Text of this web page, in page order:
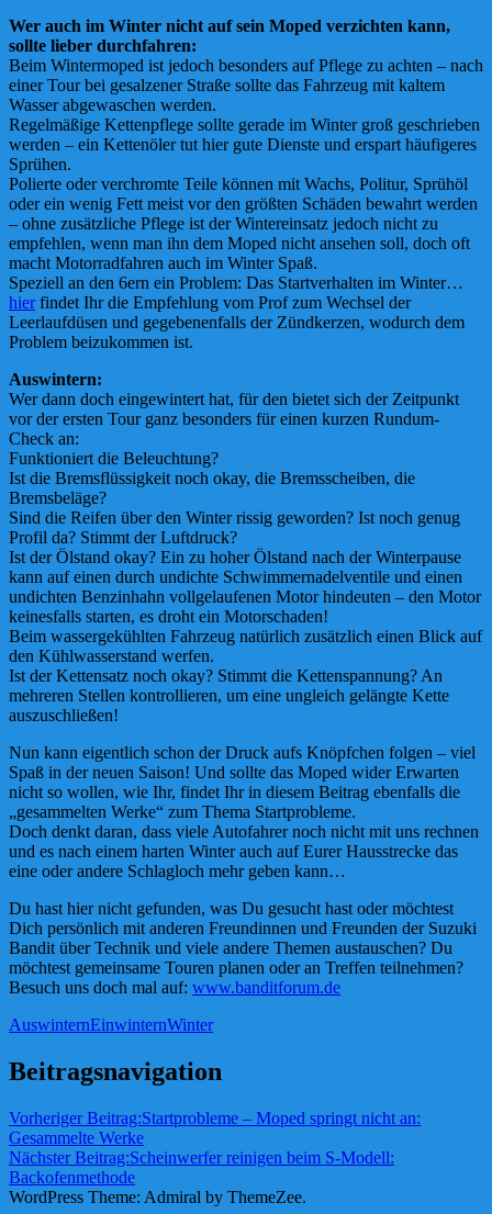
Wer auch im Winter nicht auf sein Moped verzichten kann,
sollte lieber durchfahren:
Beim Wintermoped ist jedoch besonders auf Pflege zu achten – nach
einer Tour bei gesalzener Straße sollte das Fahrzeug mit kaltem
Wasser abgewaschen werden.
Regelmäßige Kettenpflege sollte gerade im Winter groß geschrieben
werden – ein Kettenöler tut hier gute Dienste und erspart häufigeres
Sprühen.
Polierte oder verchromte Teile können mit Wachs, Politur, Sprühöl
oder ein wenig Fett meist vor den größten Schäden bewahrt werden
– ohne zusätzliche Pflege ist der Wintereinsatz jedoch nicht zu
empfehlen, wenn man ihn dem Moped nicht ansehen soll, doch oft
macht Motorradfahren auch im Winter Spaß.
Speziell an den 6ern ein Problem: Das Startverhalten im Winter…
hierfindet Ihr die Empfehlung vom Prof zum Wechsel der
Leerlaufdüsen und gegebenenfalls der Zündkerzen, wodurch dem
Problem beizukommen ist.
Auswintern:
Wer dann doch eingewintert hat, für den bietet sich der Zeitpunkt
vor der ersten Tour ganz besonders für einen kurzen Rundum-
Check an:
Funktioniert die Beleuchtung?
Ist die Bremsflüssigkeit noch okay, die Bremsscheiben, die
Bremsbeläge?
Sind die Reifen über den Winter rissig geworden? Ist noch genug
Profil da? Stimmt der Luftdruck?
Ist der Ölstand okay? Ein zu hoher Ölstand nach der Winterpause
kann auf einen durch undichte Schwimmernadelventile und einen
undichten Benzinhahn vollgelaufenen Motor hindeuten – den Motor
keinesfalls starten, es droht ein Motorschaden!
Beim wassergekühlten Fahrzeug natürlich zusätzlich einen Blick auf
den Kühlwasserstand werfen.
Ist der Kettensatz noch okay? Stimmt die Kettenspannung? An
mehreren Stellen kontrollieren, um eine ungleich gelängte Kette
auszuschließen!
Nun kann eigentlich schon der Druck aufs Knöpfchen folgen – viel
Spaß in der neuen Saison! Und sollte das Moped wider Erwarten
nicht so wollen, wie Ihr, findet Ihr in diesem Beitrag ebenfalls die
„gesammelten Werke“ zum Thema Startprobleme.
Doch denkt daran, dass viele Autofahrer noch nicht mit uns rechnen
und es nach einem harten Winter auch auf Eurer Hausstrecke das
eine oder andere Schlagloch mehr geben kann…
Du hast hier nicht gefunden, was Du gesucht hast oder möchtest
Dich persönlich mit anderen Freundinnen und Freunden der Suzuki
Bandit über Technik und viele andere Themen austauschen? Du
möchtest gemeinsame Touren planen oder an Treffen teilnehmen?
Besuch uns doch mal auf: www.banditforum.de
AuswinternEinwinternWinter
Beitragsnavigation
Vorheriger Beitrag:Startprobleme – Moped springt nicht an:
Gesammelte Werke
Nächster Beitrag:Scheinwerfer reinigen beim S-Modell:
Backofenmethode
WordPress Theme: Admiral by ThemeZee.